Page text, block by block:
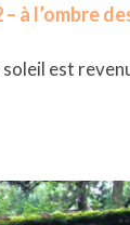
à l’ombre
est